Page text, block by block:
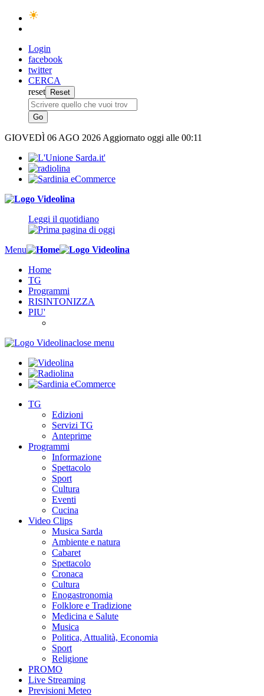
Login
facebook
twitter
CERCA
reset
GIOVEDÌ 06 AGO 2026 Aggiornato oggi alle 00:11
Leggi il quotidiano
Menu
Home
TG
Programmi
RISINTONIZZA
PIU'
close menu
TG
Edizioni
Servizi TG
Anteprime
Programmi
Informazione
Spettacolo
Sport
Cultura
Eventi
Cucina
Video Clips
Musica Sarda
Ambiente e natura
Cabaret
Spettacolo
Cronaca
Cultura
Enogastronomia
Folklore e Tradizione
Medicina e Salute
Musica
Politica, Attualità, Economia
Sport
Religione
PROMO
Live Streaming
Previsioni Meteo